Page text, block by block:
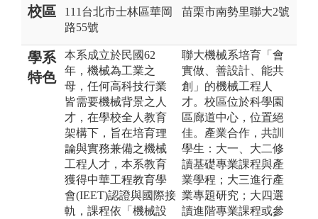
校區
111台北市士林區華岡
路55號
苗栗市南勢里聯大2號
學系
特色
本系成立於民國62
年，機械為工業之
母，任何高科技行業
皆需要機械背景之人
才，在學校全人教育
架構下，旨在培育理
論與實務兼備之機械
工程人才，本系教育
獲得中華工程教育學
會(IEET)認證與國際接
軌，課程依「機械設
聯大機械系培育「會
實做、善設計、能共
創」的機械工程人
才。校區位於科學園
區廊道中心，位置絕
佳。產業合作，共訓
學生：大一、大二修
讀基礎專業課程與產
業學程；大三進行產
業專題研究；大四選
讀進階專業課程或參